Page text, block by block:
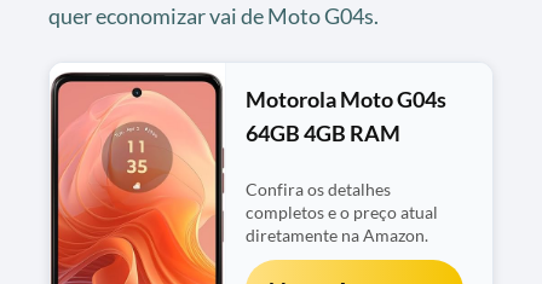
quer economizar vai de Moto G04s.
Motorola Moto G04s
64GB 4GB RAM
Confira os detalhes
completos e o preço atual
diretamente na Amazon.